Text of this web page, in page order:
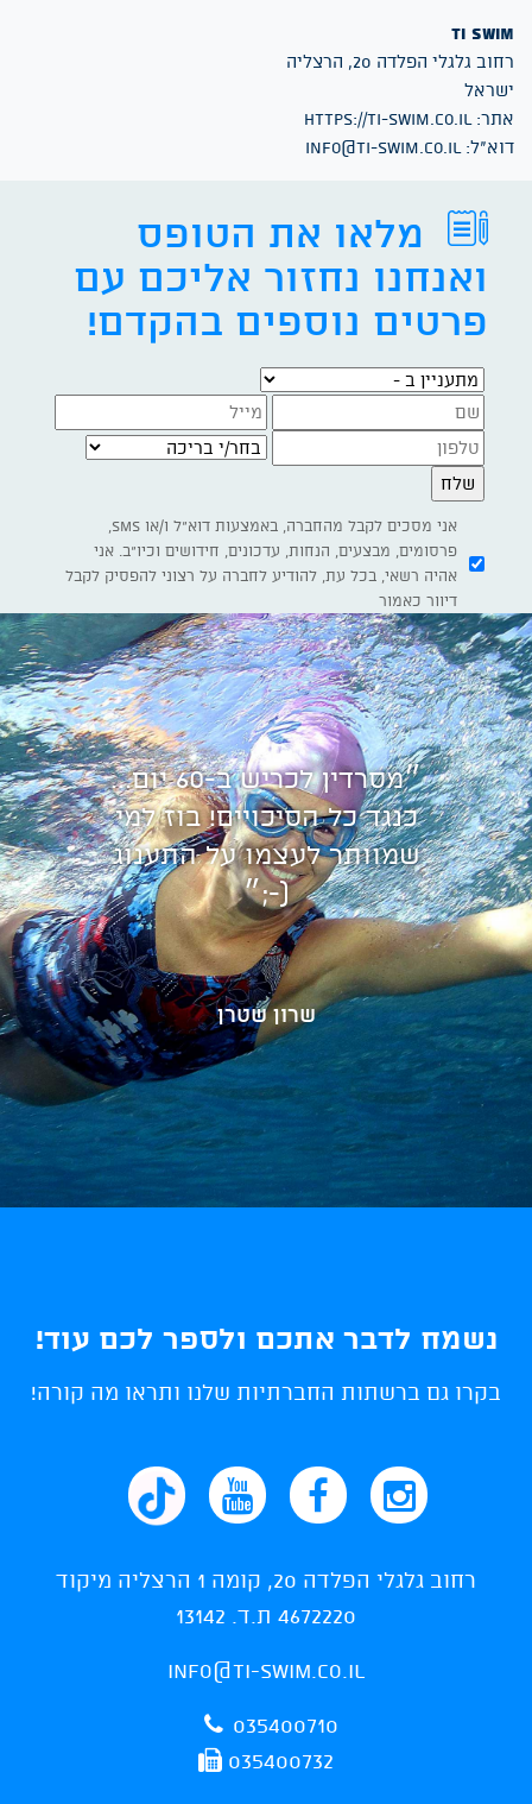
TI
גלגלי הפלדה 20, הרצליה
https://ti-swim.co.il
info@ti-swim.co.il
מלאו את הטופס
ואנחנו נחזור אליכם עם
פרטים נוספים בהקדם!
מתעניין ב -
בחר/י בריכה
אני מסכים לקבל מהחברה, באמצעות דוא"ל ו/או SMS,
פרסומים, מבצעים, הנחות, עדכונים, חידושים וכיו"ב. אני
אהיה רשאי, בכל עת, להודיע לחברה על רצוני להפסיק לקבל
דיוור כאמור
״מסרדין לכריש ב-60 יום...
כנגד כל הסיכויים! בוז למי
שמוותר לעצמו על התענוג
(-;״
שרון שטרן
נשמח לדבר אתכם ולספר לכם עוד!
בקרו גם ברשתות החברתיות שלנו ותראו מה קורה!
רחוב גלגלי הפלדה 20, קומה 1 הרצליה מיקוד
4672220 ת.ד. 13142
info@ti-swim.co.il
035400710
035400732